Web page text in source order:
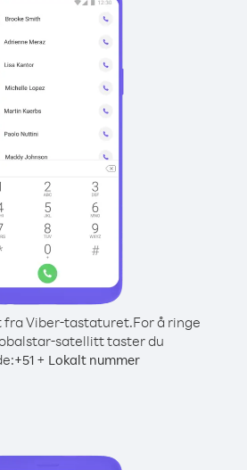
fra Viber-tastaturet.For å ringe
satellitt taster du
+51 + Lokalt nummer